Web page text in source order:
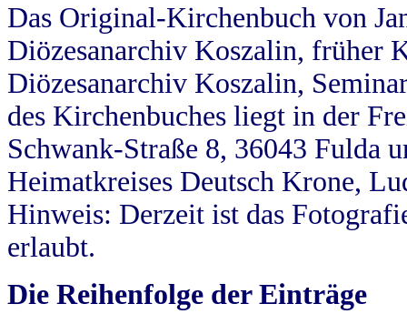
Das Original-Kirchenbuch von
Diözesanarchiv Koszalin, früher
Diözesanarchiv Koszalin,
des Kirchenbuches liegt in der
Schwank-Straße 8, 36043 Fulda
Heimatkreises Deutsch Krone,
Hinweis: Derzeit ist das
erlaubt.
Die Reihenfolge der Einträge